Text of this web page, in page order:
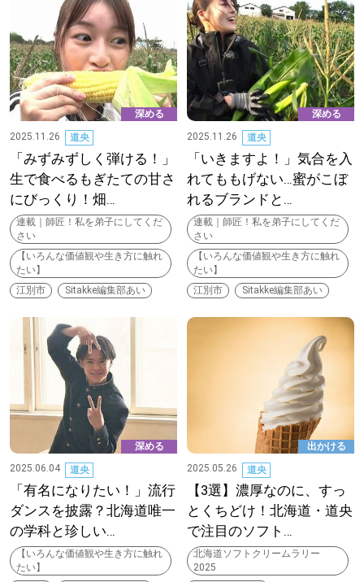
北海道で暮らす、あなたとつくる、
明日への”きっかけ”WEBマガジン
パートナーメディア Sitakkeパートナー
運営会社 広告掲載
情報提供・お問い合わせ
プライバシーポリシー
閉じる
深める
2025.11.26
道央
「みずみずしく弾ける！」
生で食べるもぎたての甘さ
にびっくり！畑…
連載｜師匠！私を弟子にしてくだ
さい
【いろんな価値観や生き方に触れ
たい】
江別市
Sitakke編集部あい
深める
2025.11.26
道央
「いきますよ！」気合を入
れてももげない…蜜がこぼ
れるブランドと…
連載｜師匠！私を弟子にしてくだ
さい
【いろんな価値観や生き方に触れ
たい】
江別市
Sitakke編集部あい
深める
2025.06.04
道央
「有名になりたい！」流行
ダンスを披露？北海道唯一
の学科と珍しい…
【いろんな価値観や生き方に触れ
たい】
出かける
2025.05.26
道央
【3選】濃厚なのに、すっ
とくちどけ！北海道・道央
で注目のソフト…
北海道ソフトクリームラリー
2025